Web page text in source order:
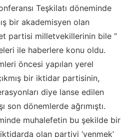
Teşkilatı döneminde
bir akademisyen olan
partisi milletvekillerinin bile ”
ile haberlere konu oldu.
öncesi yapılan yerel
bir iktidar partisinin,
diye lanse edilen
son dönemlerde ağrımıştı.
muhalefetin bu şekilde bir
olan partiyi ‘yenmek’